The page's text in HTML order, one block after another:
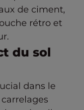
de ciment,
rétro et
du sol
dans le